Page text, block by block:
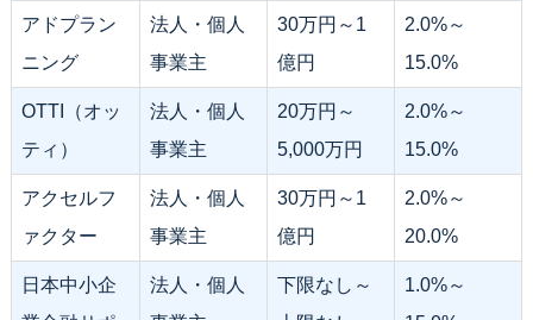
アドプラン
ニング
法人・個人
事業主
30万円～1
億円
2.0%～
15.0%
OTTI（オッ
ティ）
法人・個人
事業主
20万円～
5,000万円
2.0%～
15.0%
アクセルフ
ァクター
法人・個人
事業主
30万円～1
億円
2.0%～
20.0%
日本中小企
法人・個人
下限なし～
1.0%～